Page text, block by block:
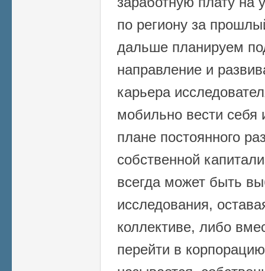
по региону за
дальше планируем
направление и
карьера
мобильно вести себя
плане постоянного
собственной
всегда может быть
исследования,
коллективе, либо
перейти в